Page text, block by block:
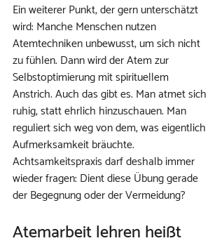
Ein weiterer Punkt, der gern unterschätzt
wird: Manche Menschen nutzen
Atemtechniken unbewusst, um sich nicht
zu fühlen. Dann wird der Atem zur
Selbstoptimierung mit spirituellem
Anstrich. Auch das gibt es. Man atmet sich
ruhig, statt ehrlich hinzuschauen. Man
reguliert sich weg von dem, was eigentlich
Aufmerksamkeit bräuchte.
Achtsamkeitspraxis darf deshalb immer
wieder fragen: Dient diese Übung gerade
der Begegnung oder der Vermeidung?
Atemarbeit lehren heißt